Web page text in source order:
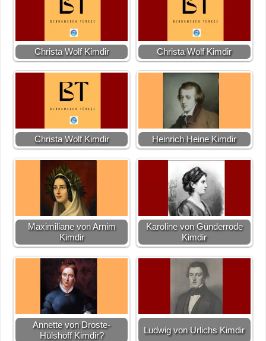
Christa Wolf Kimdir Christa Wolf Kimdir
Christa Wolf Kimdir Heinrich Heine Kimdir
Maximiliane von Arnim
Kimdir
Karoline von Günderrode
Kimdir
Annette von Droste-
Hülshoff Kimdir?
Ludwig von Urlichs Kimdir